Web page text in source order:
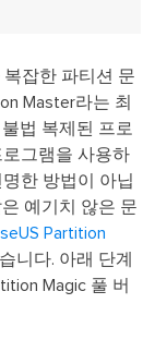
복잡한 파티션 문
Master라는 최
법 복제된 프로
그램을 사용하
한 방법이 아닙
예기치 않은 문
Partition
니다. 아래 단계
Magic 풀 버